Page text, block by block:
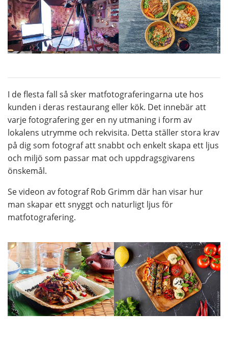
I de flesta fall så sker matfotograferingarna ute hos
kunden i deras restaurang eller kök. Det innebär att
varje fotografering ger en ny utmaning i form av
lokalens utrymme och rekvisita. Detta ställer stora krav
på dig som fotograf att snabbt och enkelt skapa ett ljus
och miljö som passar mat och uppdragsgivarens
önskemål.
Se videon av fotograf Rob Grimm där han visar hur
man skapar ett snyggt och naturligt ljus för
matfotografering.